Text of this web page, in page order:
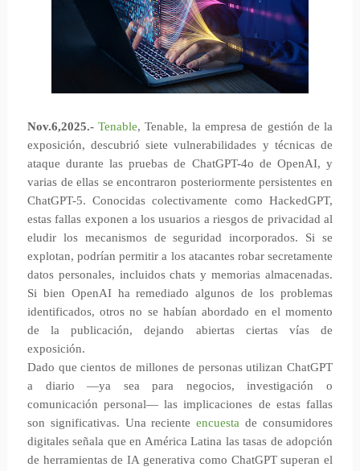
Nov.6,2025.- Tenable, Tenable, la empresa de gestión de la
exposición, descubrió siete vulnerabilidades y técnicas de
ataque durante las pruebas de ChatGPT-4o de OpenAI, y
varias de ellas se encontraron posteriormente persistentes en
ChatGPT-5. Conocidas colectivamente como HackedGPT,
estas fallas exponen a los usuarios a riesgos de privacidad al
eludir los mecanismos de seguridad incorporados. Si se
explotan, podrían permitir a los atacantes robar secretamente
datos personales, incluidos chats y memorias almacenadas.
Si bien OpenAI ha remediado algunos de los problemas
identificados, otros no se habían abordado en el momento
de la publicación, dejando abiertas ciertas vías de
exposición.
Dado que cientos de millones de personas utilizan ChatGPT
a diario —ya sea para negocios, investigación o
comunicación personal— las implicaciones de estas fallas
son significativas. Una recienteencuesta de consumidores
digitales señala que en América Latina las tasas de adopción
de herramientas de IA generativa como ChatGPT superan el